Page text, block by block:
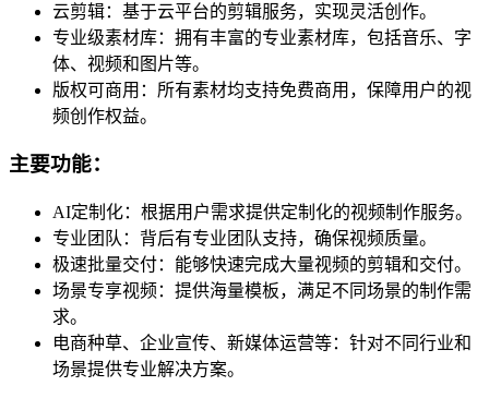
云剪辑：基于云平台的剪辑服务，实现灵活创作。
专业级素材库：拥有丰富的专业素材库，包括音乐、字
体、视频和图片等。
版权可商用：所有素材均支持免费商用，保障用户的视
频创作权益。
主要功能：
AI定制化：根据用户需求提供定制化的视频制作服务。
专业团队：背后有专业团队支持，确保视频质量。
极速批量交付：能够快速完成大量视频的剪辑和交付。
场景专享视频：提供海量模板，满足不同场景的制作需
求。
电商种草、企业宣传、新媒体运营等：针对不同行业和
场景提供专业解决方案。